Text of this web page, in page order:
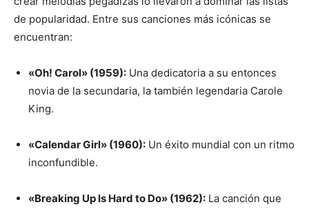
de popularidad. Entre sus canciones más icónicas se
encuentran:
«Oh! Carol» (1959): Una dedicatoria a su entonces
novia de la secundaria, la también legendaria Carole
King.
«Calendar Girl» (1960): Un éxito mundial con un ritmo
inconfundible.
«Breaking Up Is Hard to Do» (1962): La canción que